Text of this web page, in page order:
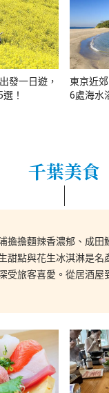
發一日遊，
！
東京近
6處海水
千葉美食
擔擔麵辣香濃郁、成田
甜點與花生冰淇淋是名
受旅客喜愛。從居酒屋